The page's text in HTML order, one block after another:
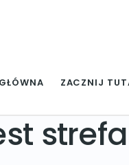
ZACZNIJ